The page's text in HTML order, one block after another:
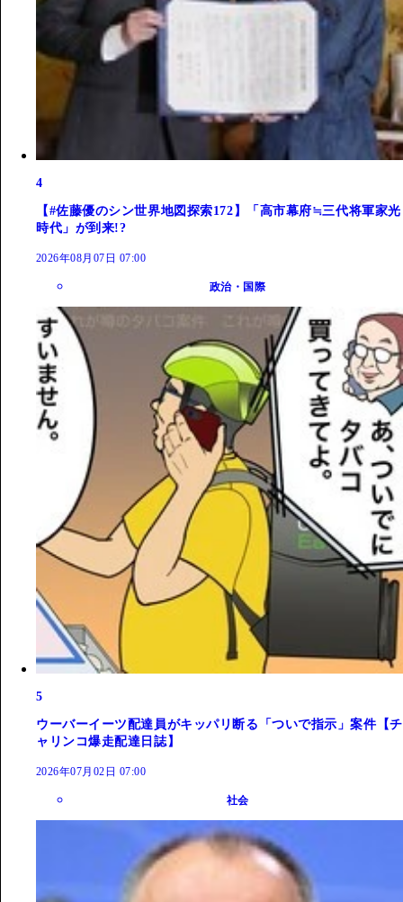
4
【#佐藤優のシン世界地図探索172】「高市幕府≒三代将軍家光
時代」が到来!?
2026年08月07日 07:00
政治・国際
5
ウーバーイーツ配達員がキッパリ断る「ついで指示」案件【チ
ャリンコ爆走配達日誌】
2026年07月02日 07:00
社会